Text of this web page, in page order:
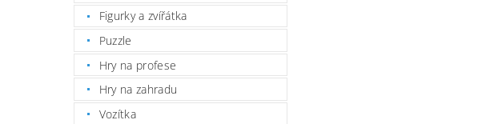
Figurky a zvířátka
Puzzle
Hry na profese
Hry na zahradu
Vozítka